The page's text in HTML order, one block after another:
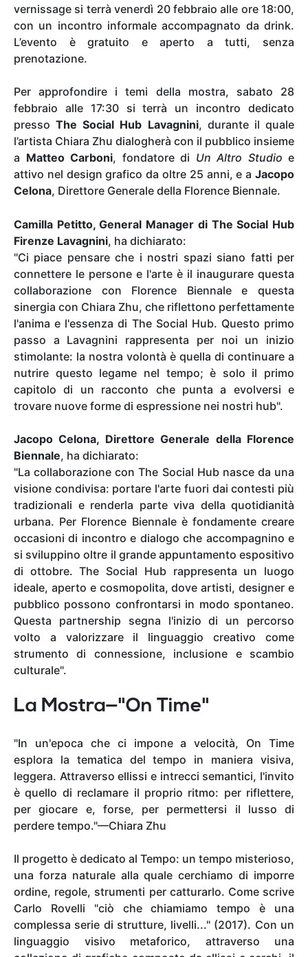
vernissage si terrà venerdì 20 febbraio alle ore 18:00,
con un incontro informale accompagnato da drink.
L’evento è gratuito e aperto a tutti, senza
prenotazione.
Per approfondire i temi della mostra, sabato 28
febbraio alle 17:30 si terrà un incontro dedicato
pressoThe Social Hub Lavagnini, durante il quale
l’artista Chiara Zhu dialogherà con il pubblico insieme
a Matteo Carboni, fondatore di Un Altro Studio e
attivo nel design grafico da oltre 25 anni, e a Jacopo
Celona, Direttore Generale della Florence Biennale.
Camilla Petitto, General Manager di The Social Hub
Firenze Lavagnini, ha dichiarato:
"Ci piace pensare che i nostri spazi siano fatti per
connettere le persone e l'arte è il inaugurare questa
collaborazione con Florence Biennale e questa
sinergia con Chiara Zhu, che riflettono perfettamente
l'anima e l'essenza di The Social Hub. Questo primo
passo a Lavagnini rappresenta per noi un inizio
stimolante: la nostra volontà è quella di continuare a
nutrire questo legame nel tempo; è solo il primo
capitolo di un racconto che punta a evolversi e
trovare nuove forme di espressione nei nostri hub".
Jacopo Celona, Direttore Generale della Florence
Biennale, ha dichiarato:
"La collaborazione con The Social Hub nasce da una
visione condivisa: portare l'arte fuori dai contesti più
tradizionali e renderla parte viva della quotidianità
urbana. Per Florence Biennale è fondamente creare
occasioni di incontro e dialogo che accompagnino e
si sviluppino oltre il grande appuntamento espositivo
di ottobre. The Social Hub rappresenta un luogo
ideale, aperto e cosmopolita, dove artisti, designer e
pubblico possono confrontarsi in modo spontaneo.
Questa partnership segna l'inizio di un percorso
volto a valorizzare il linguaggio creativo come
strumento di connessione, inclusione e scambio
culturale".
La Mostra—"On Time"
"In un'epoca che ci impone a velocità, On Time
esplora la tematica del tempo in maniera visiva,
leggera. Attraverso ellissi e intrecci semantici, l'invito
è quello di reclamare il proprio ritmo: per riflettere,
per giocare e, forse, per permettersi il lusso di
perdere tempo."—Chiara Zhu
Il progetto è dedicato al Tempo: un tempo misterioso,
una forza naturale alla quale cerchiamo di imporre
ordine, regole, strumenti per catturarlo. Come scrive
Carlo Rovelli "ciò che chiamiamo tempo è una
complessa serie di strutture, livelli..." (2017). Con un
linguaggio visivo metaforico, attraverso una